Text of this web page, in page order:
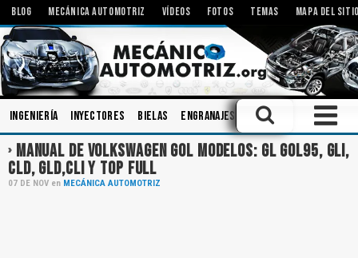
BLOG MECÁNICA AUTOMOTRIZ VÍDEOS FOTOS TEMAS MAPA DEL
Ingeniería Inyectores Bielas Engranajes Motores Eléctricos
MANUAL DE VOLKSWAGEN GOL MODELOS: GL GOL95, GLI,
CLD, GLD,CLI Y TOP FULL
07 DE NOV en MECÁNICA AUTOMOTRIZ